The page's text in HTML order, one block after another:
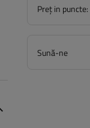
Preț in puncte:
Sună-ne